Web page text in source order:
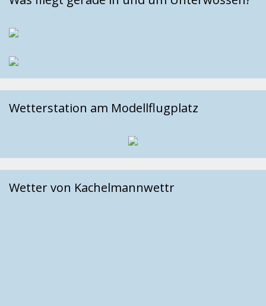
Wetterstation am Modellflugplatz
Wetter von Kachelmannwettr